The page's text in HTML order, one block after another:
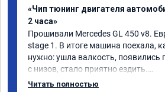
«Чип тюнинг двигателя
2 часа»
Прошивали Mercedes GL 450 v8.
stage 1. В итоге машина поехала,
нужно: ушла валкость, появились
с низов, стало приятно ездить.
Одни из лучших трат, в авто! 🔥
Читать полностью